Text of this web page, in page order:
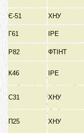
Є-51
ХНУ
Г61
ІРЕ
Р82
ФТІНТ
К46 ІРЕ
С31 ХНУ
П25 ХНУ